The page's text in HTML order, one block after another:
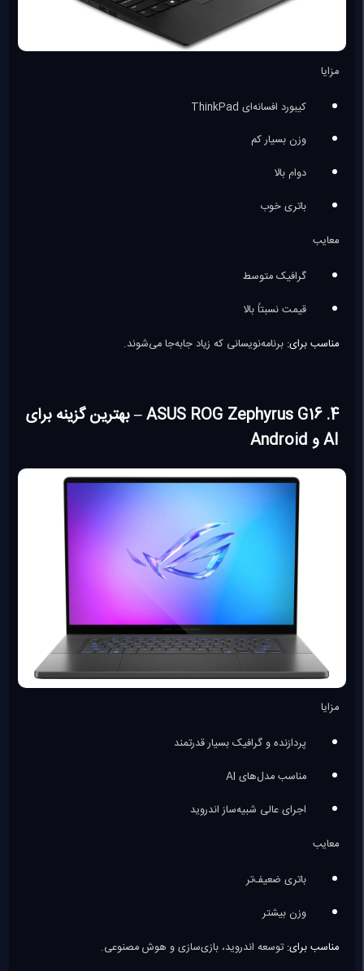
مزایا
کیبورد افسانه‌ای ThinkPad
وزن بسیار کم
دوام بالا
باتری خوب
معایب
گرافیک متوسط
قیمت نسبتاً بالا
مناسب برای: برنامه‌نویسانی که زیاد جابه‌جا می‌شوند.
4. ASUS ROG Zephyrus G16 – بهترین گزینه برای
AI و Android
مزایا
پردازنده و گرافیک بسیار قدرتمند
مناسب مدل‌های AI
اجرای عالی شبیه‌ساز اندروید
معایب
باتری ضعیف‌تر
وزن بیشتر
مناسب برای: توسعه اندروید، بازی‌سازی و هوش مصنوعی.